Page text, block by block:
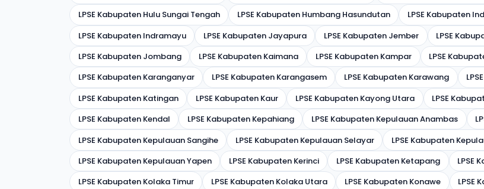
LPSE Kabupaten Hulu Sungai Tengah
LPSE Kabupaten Humbang Hasundutan LPSE Kabupaten
LPSE Kabupaten Indramayu
LPSE Kabupaten Jayapura LPSE Kabupaten Jember LPSE
LPSE Kabupaten Jombang
LPSE Kabupaten Kaimana LPSE Kabupaten Kampar LPSE
LPSE Kabupaten Karanganyar
LPSE Kabupaten Karangasem LPSE Kabupaten Karawang
LPSE Kabupaten Katingan
LPSE Kabupaten Kaur LPSE Kabupaten Kayong Utara LPSE
LPSE Kabupaten Kendal
LPSE Kabupaten Kepahiang LPSE Kabupaten Kepulauan Anambas
LPSE Kabupaten Kepulauan Sangihe
LPSE Kabupaten Kepulauan Selayar
LPSE Kabupaten
LPSE Kabupaten Kepulauan Yapen
LPSE Kabupaten Kerinci LPSE Kabupaten Ketapang LPSE
LPSE Kabupaten Kolaka Timur
LPSE Kabupaten Kolaka Utara LPSE Kabupaten Konawe LPSE